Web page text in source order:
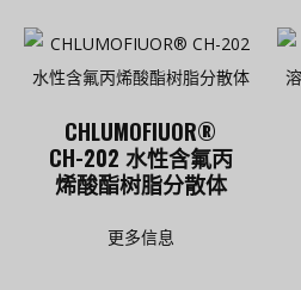
CHLUMOFIUOR®
CH-202 水性含氟丙
烯酸酯树脂分散体
更多信息